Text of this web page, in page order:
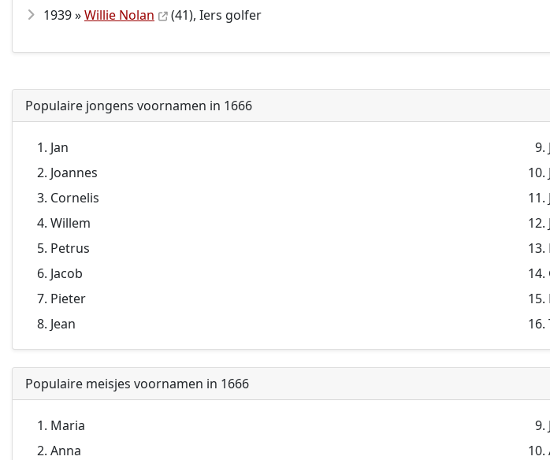
1939 »Willie Nolan (41), Iers golfer
Populaire jongens voornamen in 1666
Jan
Joannes
Cornelis
Willem
Petrus
Jacob
Pieter
Jean
Populaire meisjes voornamen in 1666
Maria
Anna